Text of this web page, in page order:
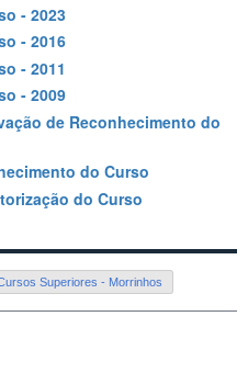
- 2023
- 2016
- 2011
- 2009
de Reconhecimento do
do Curso
do Curso
Superiores - Morrinhos